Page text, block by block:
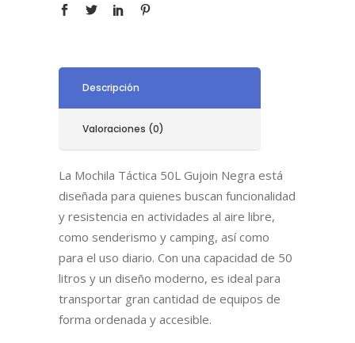
Descripción
Valoraciones (0)
La Mochila Táctica 50L Gujoin Negra está
diseñada para quienes buscan funcionalidad
y resistencia en actividades al aire libre,
como senderismo y camping, así como
para el uso diario. Con una capacidad de 50
litros y un diseño moderno, es ideal para
transportar gran cantidad de equipos de
forma ordenada y accesible.